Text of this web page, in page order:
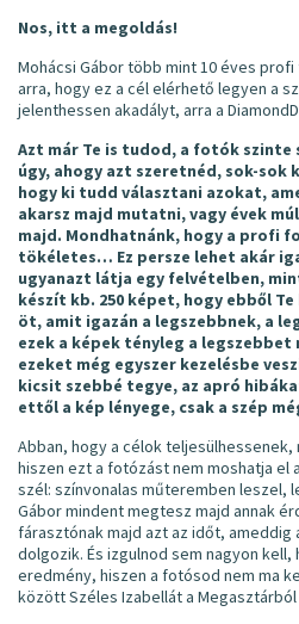
Nos, itt a megoldás!
Mohácsi Gábor több mint 10 éves
arra, hogy ez a cél elérhető legyen a
jelenthessen akadályt, arra a
Azt már Te is tudod, a fotók szinte
úgy, ahogy azt szeretnéd, sok-sok
hogy ki tudd választani azokat,
akarsz majd mutatni, vagy évek
majd. Mondhatnánk, hogy a profi
tökéletes… Ez persze lehet akár
ugyanazt látja egy felvételben,
készít kb. 250 képet, hogy ebből
öt, amit igazán a legszebbnek, a
ezek a képek tényleg a
ezeket még egyszer kezelésbe
kicsit szebbé tegye, az apró
ettől a kép lényege, csak a szép
Abban, hogy a célok
hiszen ezt a fotózást nem moshatja el
szél: színvonalas műteremben leszel,
Gábor mindent megtesz majd annak
fárasztónak majd azt az időt,
dolgozik. És izgulnod sem nagyon kell,
eredmény, hiszen a fotósod nem ma
között Széles Izabellát a